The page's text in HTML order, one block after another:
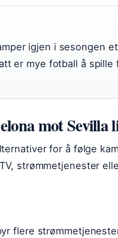
igjen i sesongen
er mye fotball å spille
mot Sevilla
for å følge
strømmetjenester
flere